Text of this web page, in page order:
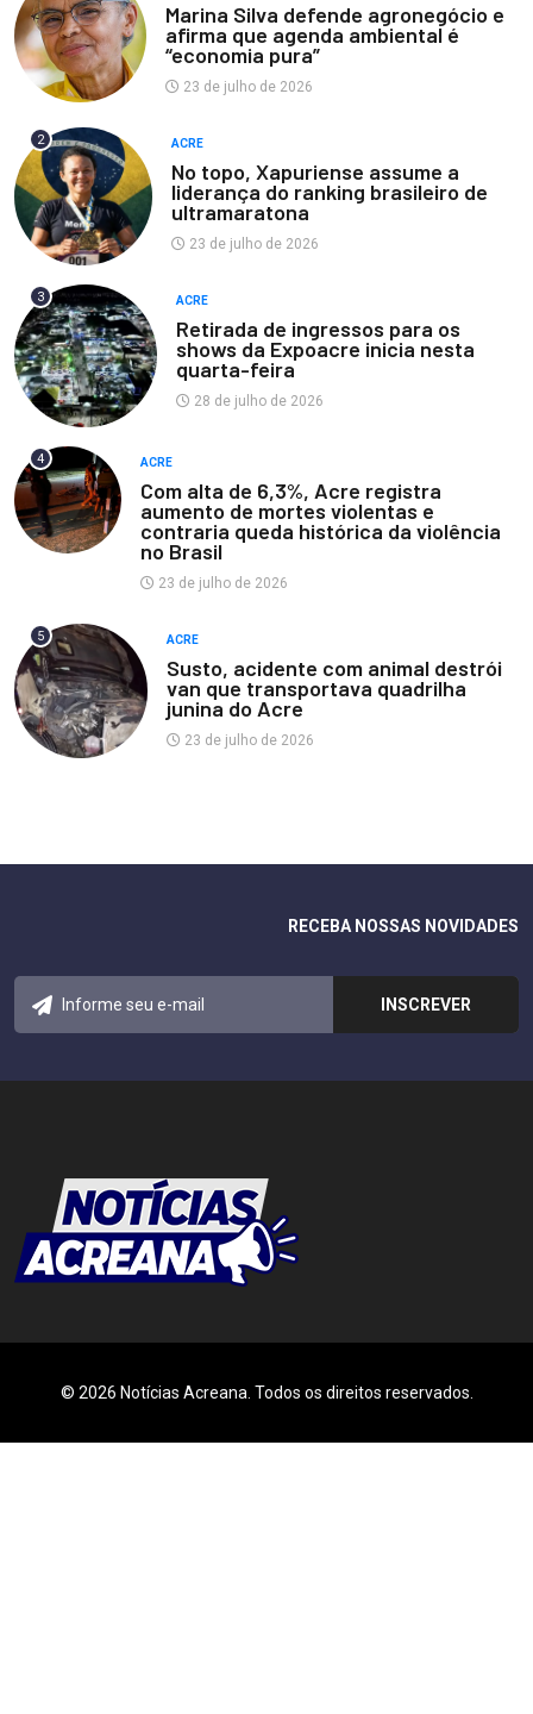
Marina Silva defende agronegócio e
afirma que agenda ambiental é
“economia pura”
23 de julho de 2026
2 ACRE
No topo, Xapuriense assume a
liderança do ranking brasileiro de
ultramaratona
23 de julho de 2026
3 ACRE
Retirada de ingressos para os
shows da Expoacre inicia nesta
quarta-feira
28 de julho de 2026
4 ACRE
Com alta de 6,3%, Acre registra
aumento de mortes violentas e
contraria queda histórica da violência
no Brasil
23 de julho de 2026
5 ACRE
Susto, acidente com animal destrói
van que transportava quadrilha
junina do Acre
23 de julho de 2026
RECEBA NOSSAS NOVIDADES
© 2026 Notícias Acreana. Todos os direitos reservados.